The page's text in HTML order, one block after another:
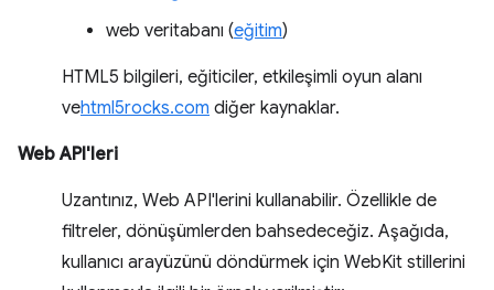
web veritabanı (eğitim)
HTML5 bilgileri, eğiticiler, etkileşimli oyun alanı
vehtml5rocks.com diğer kaynaklar.
Web API'leri
Uzantınız, Web API'lerini kullanabilir. Özellikle de
filtreler, dönüşümlerden bahsedeceğiz. Aşağıda,
kullanıcı arayüzünü döndürmek için WebKit stillerini